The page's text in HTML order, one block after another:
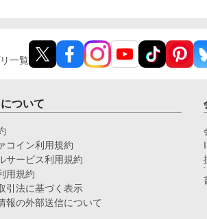
一覧
ついて
コイン利用規約
サービス利用規約
用規約
引法に基づく表示
報の外部送信について